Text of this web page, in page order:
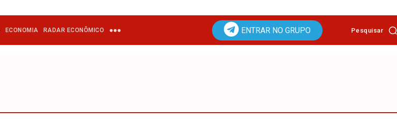
ECONOMIA RADAR ECONÔMICO ENTRAR NO GRUPO Pesquisar